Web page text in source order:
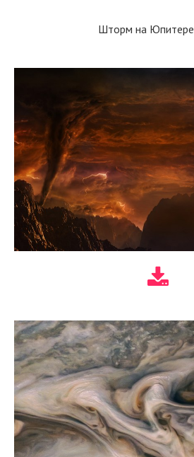
Шторм на Юпитере